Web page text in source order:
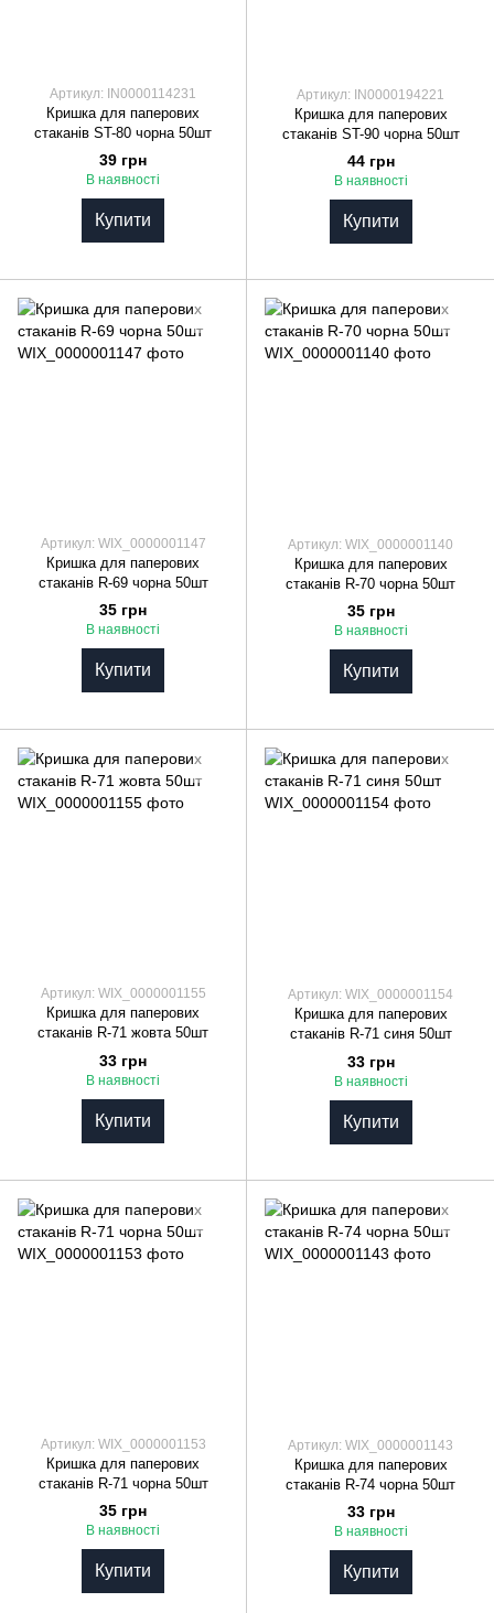
Артикул: IN0000114231
Кришка для паперових
стаканів ST-80 чорна 50шт
39 грн
В наявності
Купити
Артикул: IN0000194221
Кришка для паперових
стаканів ST-90 чорна 50шт
44 грн
В наявності
Купити
Артикул: WIX_0000001147
Кришка для паперових
стаканів R-69 чорна 50шт
35 грн
В наявності
Купити
Артикул: WIX_0000001140
Кришка для паперових
стаканів R-70 чорна 50шт
35 грн
В наявності
Купити
Артикул: WIX_0000001155
Кришка для паперових
стаканів R-71 жовта 50шт
33 грн
В наявності
Купити
Артикул: WIX_0000001154
Кришка для паперових
стаканів R-71 синя 50шт
33 грн
В наявності
Купити
Артикул: WIX_0000001153
Кришка для паперових
стаканів R-71 чорна 50шт
35 грн
В наявності
Купити
Артикул: WIX_0000001143
Кришка для паперових
стаканів R-74 чорна 50шт
33 грн
В наявності
Купити